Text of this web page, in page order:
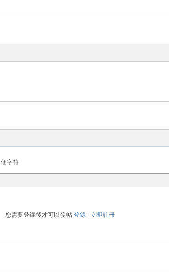
個字符
您需要登錄後才可以發帖 登錄 立即註冊